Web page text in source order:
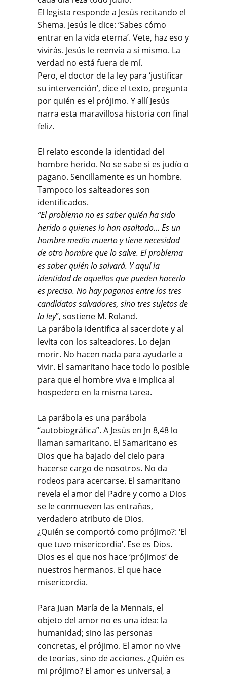
El legista responde a Jesús recitando el
Shema. Jesús le dice: ‘Sabes cómo
entrar en la vida eterna’. Vete, haz eso y
vivirás. Jesús le reenvía a sí mismo. La
verdad no está fuera de mí.
Pero, el doctor de la ley para ‘justificar
su intervención’, dice el texto, pregunta
por quién es el prójimo. Y allí Jesús
narra esta maravillosa historia con final
feliz.
El relato esconde la identidad del
hombre herido. No se sabe si es judío o
pagano. Sencillamente es un hombre.
Tampoco los salteadores son
identificados.
“El problema no es saber quién ha sido
herido o quienes lo han asaltado… Es un
hombre medio muerto y tiene necesidad
de otro hombre que lo salve. El problema
es saber quién lo salvará. Y aquí la
identidad de aquellos que pueden hacerlo
es precisa. No hay paganos entre los tres
candidatos salvadores, sino tres sujetos de
la ley”, sostiene M. Roland.
La parábola identifica al sacerdote y al
levita con los salteadores. Lo dejan
morir. No hacen nada para ayudarle a
vivir. El samaritano hace todo lo posible
para que el hombre viva e implica al
hospedero en la misma tarea.
La parábola es una parábola
“autobiográfica”. A Jesús en Jn 8,48 lo
llaman samaritano. El Samaritano es
Dios que ha bajado del cielo para
hacerse cargo de nosotros. No da
rodeos para acercarse. El samaritano
revela el amor del Padre y como a Dios
se le conmueven las entrañas,
verdadero atributo de Dios.
¿Quién se comportó como prójimo?: ‘El
que tuvo misericordia’. Ese es Dios.
Dios es el que nos hace ‘prójimos’ de
nuestros hermanos. El que hace
misericordia.
Para Juan María de la Mennais, el
objeto del amor no es una idea: la
humanidad; sino las personas
concretas, el prójimo. El amor no vive
de teorías, sino de acciones. ¿Quién es
mi prójimo? El amor es universal, a